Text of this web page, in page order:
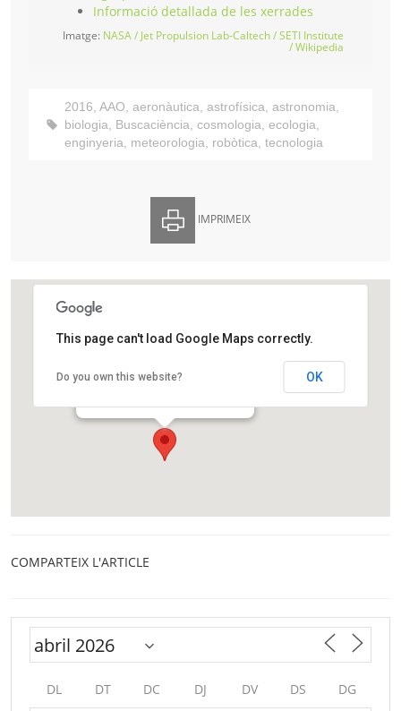
Informació detallada de les xerrades
Imatge: NASA / Jet Propulsion Lab-Caltech / SETI Institute
/ Wikipedia
2016, AAO, aeronàutica, astrofísica, astronomia,
biologia, Buscaciència, cosmologia, ecologia,
enginyeria, meteorologia, robòtica, tecnologia
IMPRIMEIX
Agrupació Astronòmica d’Osona
Carrer del Pare Xifré, 1-3
This page can't load Google Maps correctly.
Do you own this website? OK
COMPARTEIX L'ARTICLE
DL DT DC DJ DV DS DG